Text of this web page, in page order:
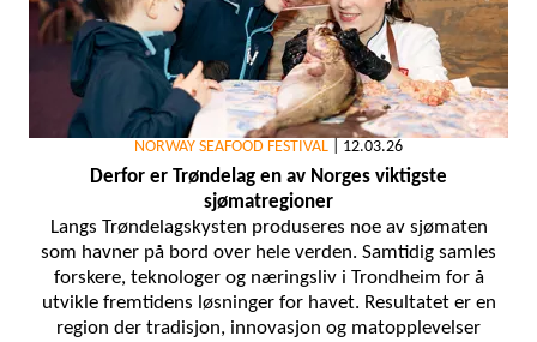
NORWAY SEAFOOD FESTIVAL 12.03.26
Derfor er Trøndelag en av Norges viktigste
sjømatregioner
Langs Trøndelagskysten produseres noe av sjømaten
som havner på bord over hele verden. Samtidig samles
forskere, teknologer og næringsliv i Trondheim for å
utvikle fremtidens løsninger for havet. Resultatet er en
region der tradisjon, innovasjon og matopplevelser